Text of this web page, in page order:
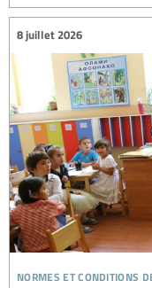
normes et conditions
8 juillet 2026